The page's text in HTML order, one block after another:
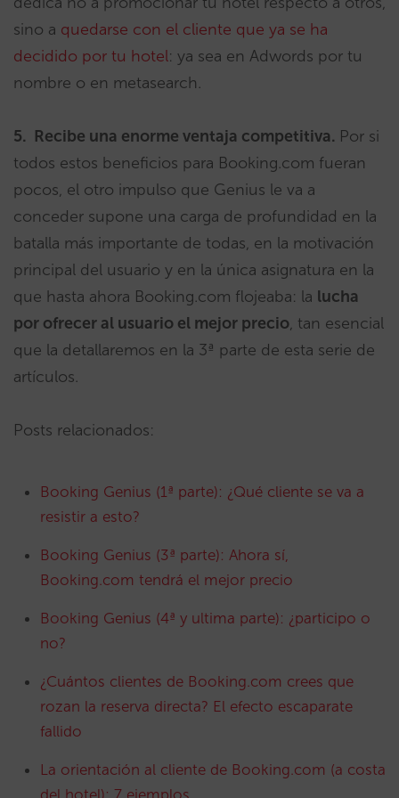
sino a quedarse con el cliente que ya se ha
decidido por tu hotel: ya sea en Adwords por tu
nombre o en metasearch.
5. Recibe una enorme ventaja competitiva. Por si
todos estos beneficios para Booking.com fueran
pocos, el otro impulso que Genius le va a
conceder supone una carga de profundidad en la
batalla más importante de todas, en la motivación
principal del usuario y en la única asignatura en la
que hasta ahora Booking.com flojeaba: la lucha
por ofrecer al usuario el mejor precio, tan esencial
que la detallaremos en la 3ª parte de esta serie de
artículos.
Posts relacionados:
Booking Genius (1ª parte): ¿Qué cliente se va a
resistir a esto?
Booking Genius (3ª parte): Ahora sí,
Booking.com tendrá el mejor precio
Booking Genius (4ª y ultima parte): ¿participo o
no?
¿Cuántos clientes de Booking.com crees que
rozan la reserva directa? El efecto escaparate
fallido
La orientación al cliente de Booking.com (a costa
del hotel): 7 ejemplos